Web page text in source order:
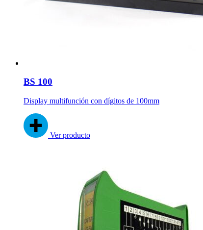
BS 100
Display multifunción con dígitos de 100mm
Ver producto